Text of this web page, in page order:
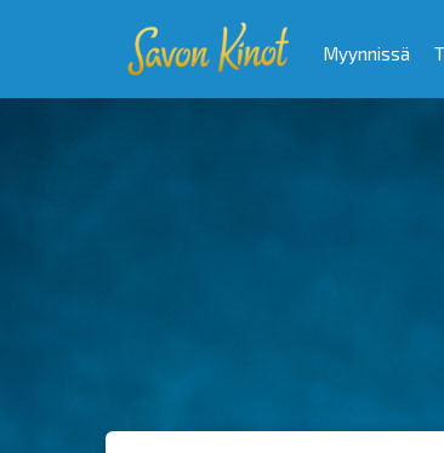
Myynnissä